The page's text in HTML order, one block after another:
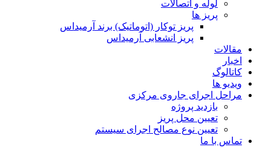
لوله و اتصالات
پریز ها
پریز توکار (اتوماتیک) برند آرمیداس
پریز انشعابی آرمیداس
مقالات
اخبار
کاتالوگ
ویدیو ها
مراحل اجرای جاروی مرکزی
بازدید پروژه
تعیین محل پریز
تعیین نوع مصالح اجرای سیستم
تماس با ما